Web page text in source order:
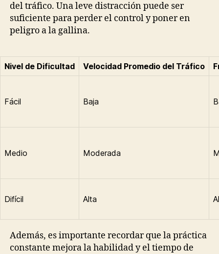
del tráfico. Una leve distracción puede ser
suficiente para perder el control y poner en
peligro a la gallina.
Nivel de Dificultad Velocidad Promedio del Tráfico
Fácil Baja
Medio Moderada
Difícil Alta
Además, es importante recordar que la práctica
constante mejora la habilidad y el tiempo de